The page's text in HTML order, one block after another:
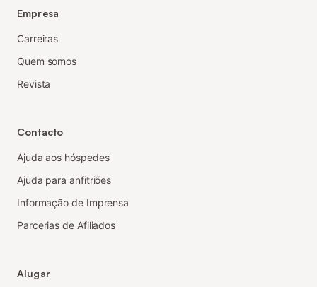
Empresa
Carreiras
Quem somos
Revista
Contacto
Ajuda aos hóspedes
Ajuda para anfitriões
Informação de Imprensa
Parcerias de Afiliados
Alugar